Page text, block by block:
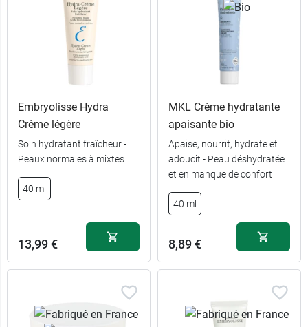
50 ml 21,99 €
Embryolisse Hydra
Crème légère
Soin hydratant fraîcheur -
Peaux normales à mixtes
40 ml
13,99 €
MKL Crème hydratante
apaisante bio
Apaise, nourrit, hydrate et
adoucit - Peau déshydratée
et en manque de confort
40 ml
8,89 €